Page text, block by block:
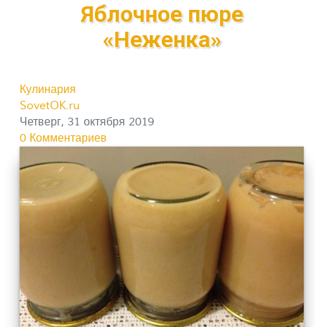
Яблочное пюре
«Неженка»
Кулинария
SovetOK.ru
Четверг, 31 октября 2019
0 Комментариев